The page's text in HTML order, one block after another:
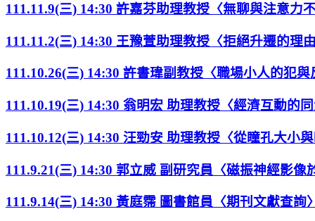
111.11.9(三) 14:30 許嘉芬助理教授〈無聊與注意力
111.11.2(三) 14:30 王豫萱助理教授〈拒絕升遷的理
111.10.26(三) 14:30 許書瑋副教授〈職場小人的犯
111.10.19(三) 14:30 翁明宏 助理教授〈經濟互動的
111.10.12(三) 14:30 汪勁安 助理教授〈從瞳孔大小
111.9.21(三) 14:30 郭立威 副研究員〈磁振神經影
111.9.14(三) 14:30 黃庭霈 圖書館員〈期刊文獻查詢